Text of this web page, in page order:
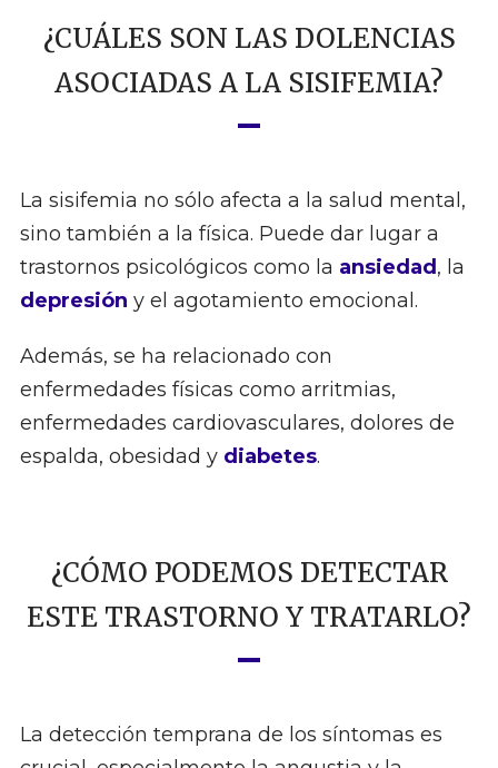
¿CUÁLES SON LAS DOLENCIAS
ASOCIADAS A LA SISIFEMIA?
La sisifemia no sólo afecta a la salud mental,
sino también a la física. Puede dar lugar a
trastornos psicológicos como la ansiedad , la
depresión y el agotamiento emocional.
Además, se ha relacionado con
enfermedades físicas como arritmias,
enfermedades cardiovasculares, dolores de
espalda, obesidad y diabetes.
¿CÓMO PODEMOS DETECTAR
ESTE TRASTORNO Y TRATARLO?
La detección temprana de los síntomas es